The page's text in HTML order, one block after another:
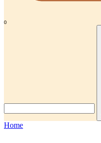
0
Home